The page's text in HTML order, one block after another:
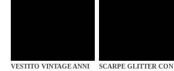
VESTITO VINTAGE ANNI
SCARPE GLITTER CON